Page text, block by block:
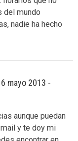
del mundo
nadie ha hecho
6 mayo 2013 -
aunque puedan
y te doy mi